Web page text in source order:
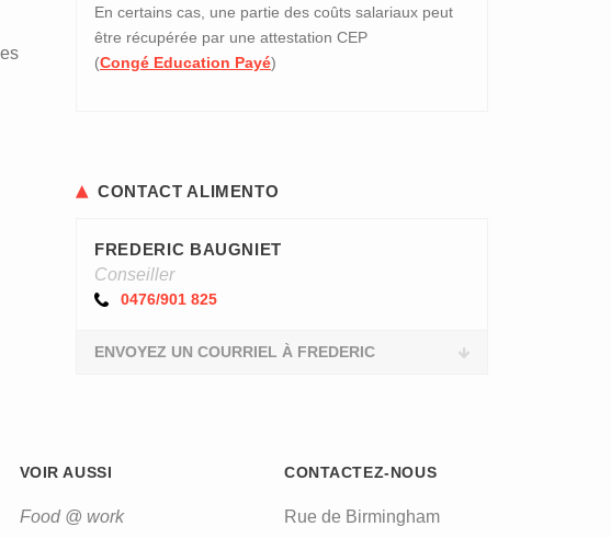
En certains cas, une partie des coûts salariaux peut
être récupérée par une attestation CEP
(Congé Education Payé)
CONTACT ALIMENTO
FREDERIC BAUGNIET
Conseiller
0476/901 825
ENVOYEZ UN COURRIEL À FREDERIC
VOIR AUSSI
Food @ work
CONTACTEZ-NOUS
Rue de Birmingham